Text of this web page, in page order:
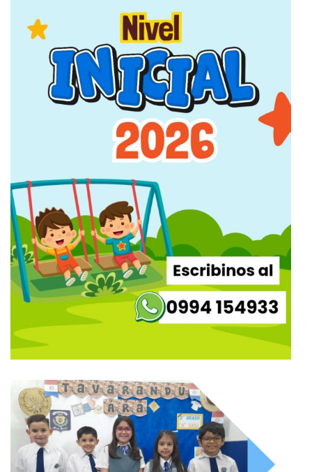
9 septiembre 2025
Postulación de Nuevos Alumnos a
PRE JARDÍN, JARDÍN Y PRE
ESCOLAR / Año lectivo 2026